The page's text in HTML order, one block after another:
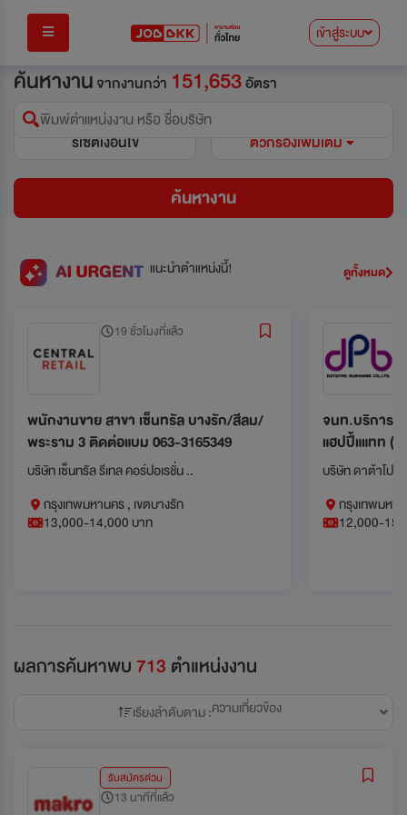
เข้าสู่ระบบ
ค้นหางานจากงานกว่า 151,653อัตรา
พิมพ์ตำแหน่งงาน หรือ ชื่อบริษัท
รีเซ็ตเงื่อนไข
ตัวกรองเพิ่มเติม
ค้นหางาน
แนะนำตำแหน่งนี้! ดูทั้งหมด
19 ชั่วโมงที่แล้ว
พนักงานขาย สาขา เซ็นทรัล บางรัก/สีลม/
พระราม 3 ติดต่อแบม 063-3165349
บริษัท เซ็นทรัล รีเทล คอร์ปอเรชั่น ..
กรุงเทพมหานคร , เขตบางรัก
13,000-14,000 บาท
จนท.บริการลู
แฮปปี้แแทท (
15000++
บริษัท ดาต้าโปร
กรุงเทพมหา
12,000-
ผลการค้นหาพบ 713 ตำแหน่งงาน
เรียงลำดับตาม :ความเกี่ยวข้อง
รับสมัครด่วน
13 นาทีที่แล้ว